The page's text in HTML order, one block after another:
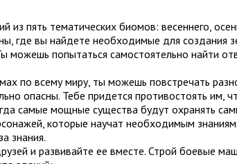
пять тематических биомов: весеннего,
где вы найдете необходимые для создания
попытаться самостоятельно найти
по всему миру, ты можешь повстречать
опасны. Тебе придется противостоять им,
самые мощные существа будут охранять
которые научат необходимым
знания.
и развивайте ее вместе. Строй боевые